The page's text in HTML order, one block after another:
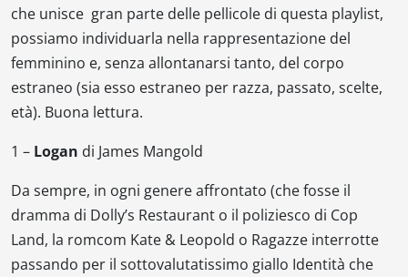
che unisce gran parte delle pellicole di questa playlist,
possiamo individuarla nella rappresentazione del
femminino e, senza allontanarsi tanto, del corpo
estraneo (sia esso estraneo per razza, passato, scelte,
età). Buona lettura.
1 – Logan di James Mangold
Da sempre, in ogni genere affrontato (che fosse il
dramma di Dolly’s Restaurant o il poliziesco di Cop
Land, la romcom Kate & Leopold o Ragazze interrotte
passando per il sottovalutatissimo giallo Identità che